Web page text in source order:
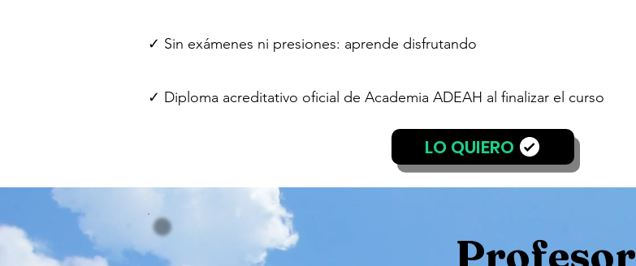
✓ Sin exámenes ni presiones: aprende disfrutando
✓ Diploma acreditativo oficial de Academia ADEAH al finalizar el curso
LO QUIERO
Profesor